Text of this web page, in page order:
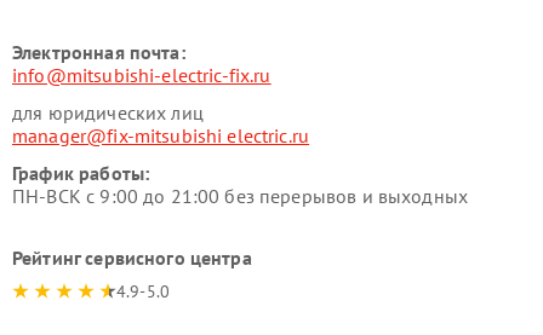
Электронная почта:
info@mitsubishi-electric-fix.ru
для юридических лиц
manager@fix-mitsubishi electric.ru
График работы:
ПН-ВСК с 9:00 до 21:00 без перерывов и выходных
Рейтинг сервисного центра
4.9-5.0